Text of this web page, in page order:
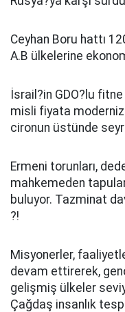
Ceyhan Boru hattı
A.B ülkelerine
İsrail?in GDO?lu
misli fiyata
cironun üstünde
Ermeni torunları,
mahkemeden
buluyor. Tazminat
?!
Misyonerler,
devam ettirerek,
gelişmiş ülkeler
Çağdaş insanlık